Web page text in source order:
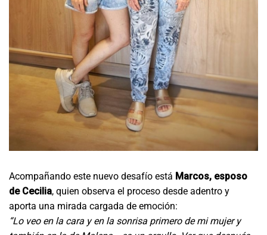
Acompañando este nuevo desafío está Marcos, esposo
de Cecilia, quien observa el proceso desde adentro y
aporta una mirada cargada de emoción:
“Lo veo en la cara y en la sonrisa primero de mi mujer y